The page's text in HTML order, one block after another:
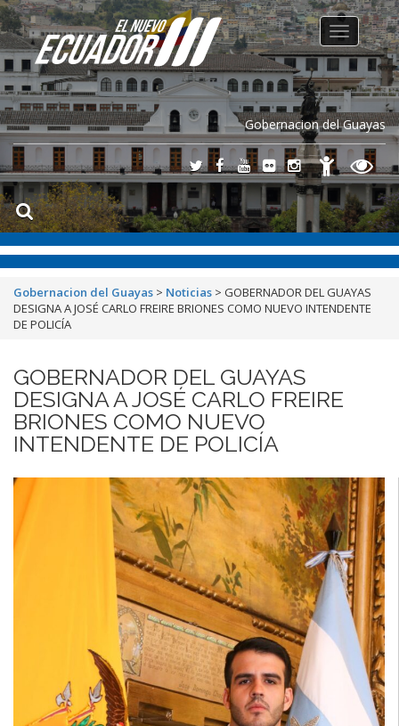
Gobernacion del Guayas
Toggle
navigation
Gobernacion del Guayas > Noticias > GOBERNADOR DEL GUAYAS
DESIGNA A JOSÉ CARLO FREIRE BRIONES COMO NUEVO INTENDENTE
DE POLICÍA
GOBERNADOR DEL GUAYAS
DESIGNA A JOSÉ CARLO FREIRE
BRIONES COMO NUEVO
INTENDENTE DE POLICÍA